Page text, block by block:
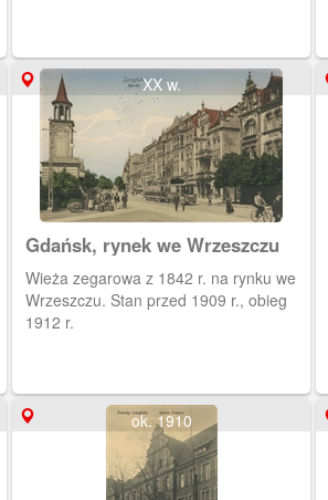
XX w.
Gdańsk, rynek we Wrzeszczu
Wieża zegarowa z 1842 r. na rynku we
Wrzeszczu. Stan przed 1909 r., obieg
1912 r.
ok. 1910